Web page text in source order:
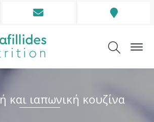
Envelope
Address
και ιαπωνική κουζίνα